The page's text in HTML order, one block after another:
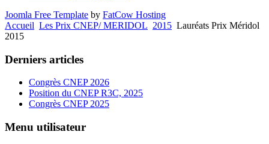
Joomla Free Template by FatCow Hosting
Accueil Les Prix CNEP/ MERIDOL 2015 Lauréats Prix Méridol
2015
Derniers articles
Congrès CNEP 2026
Position du CNEP R3C, 2025
Congrès CNEP 2025
Menu utilisateur